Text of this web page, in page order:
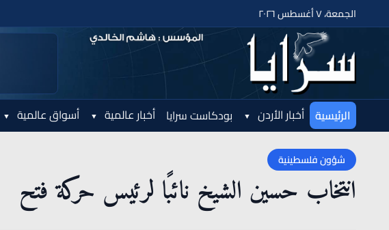
الجمعة، ٧ أغسطس ٢٠٢٦
الرئيسية أخبار الأردن بودكاست سرايا أخبار عالمية أسواق عالمية
شؤون فلسطينية
انتخاب حسين الشيخ نائبًا لرئيس حركة فتح